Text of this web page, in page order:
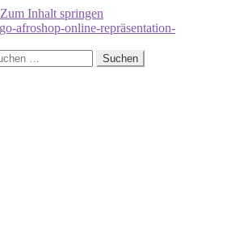
Zum Inhalt springen
Suchen